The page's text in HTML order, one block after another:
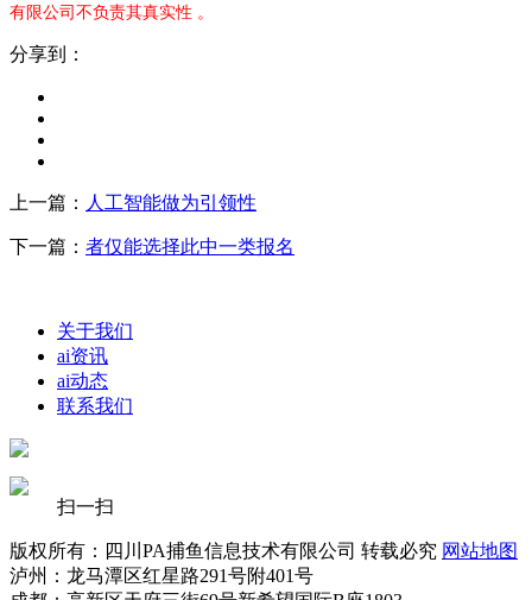
有限公司不负责其真实性 。
分享到：
上一篇： 人工智能做为引领性
下一篇： 者仅能选择此中一类报名
关于我们
ai资讯
ai动态
联系我们
扫一扫
版权所有：四川PA捕鱼信息技术有限公司 转载必究 网站地图
泸州：龙马潭区红星路291号附401号